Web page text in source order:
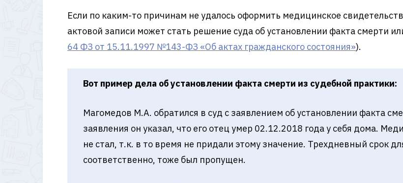
Если по каким-то причинам не удалось оформить медицинское
актовой записи может стать решение суда об установлении факта смерти
64 ФЗ от 15.11.1997 №143-ФЗ «Об актах гражданского состояния»).
Вот пример дела об установлении факта смерти из судебной практики:
Магомедов М.А. обратился в суд с заявлением об установлении факта
заявления он указал, что его отец умер 02.12.2018 года у себя дома.
не стал, т.к. в то время не придали этому значение. Трехдневный срок
соответственно, тоже был пропущен.